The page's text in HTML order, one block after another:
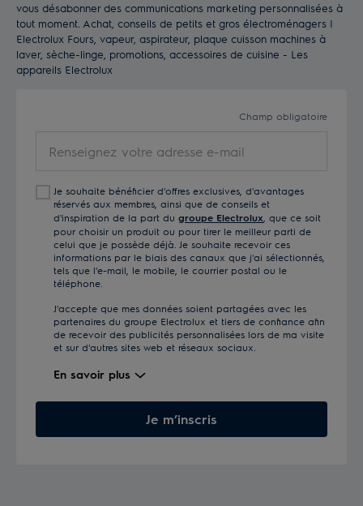
vous désabonner des communications marketing personnalisées à
tout moment. Achat, conseils de petits et gros électroménagers |
Electrolux Fours, vapeur, aspirateur, plaque cuisson machines à
laver, sèche-linge, promotions, accessoires de cuisine - Les
appareils Electrolux
Champ obligatoire
votre
e-
mail
Je souhaite bénéficier d'offres exclusives, d'avantages
réservés aux membres, ainsi que de conseils et
d'inspiration de la part du groupe Electrolux , que ce soit
pour choisir un produit ou pour tirer le meilleur parti de
celui que je possède déjà. Je souhaite recevoir ces
informations par le biais des canaux que j'ai sélectionnés,
tels que l'e-mail, le mobile, le courrier postal ou le
téléphone.
J'accepte que mes données soient partagées avec les
partenaires du groupe Electrolux et tiers de confiance afin
de recevoir des publicités personnalisées lors de ma visite
et sur d'autres sites web et réseaux sociaux.
En savoir plus
Je m’inscris